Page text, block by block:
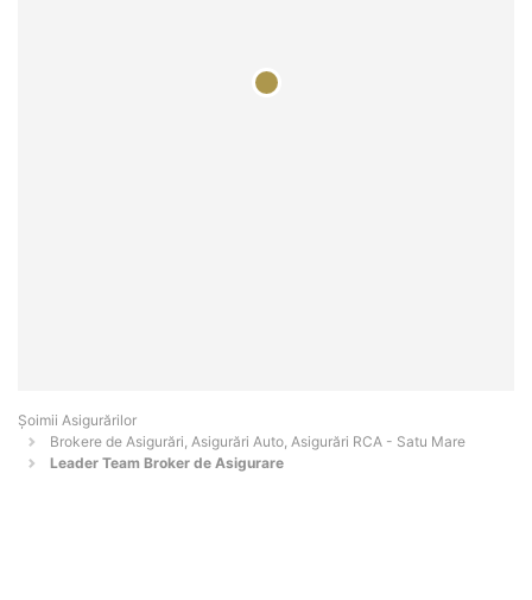
Șoimii Asigurărilor
Brokere de Asigurări, Asigurări Auto, Asigurări RCA - Satu Mare
Leader Team Broker de Asigurare